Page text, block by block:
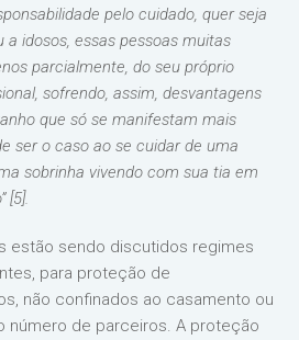
pelo cuidado, quer seja
idosos, essas pessoas muitas
parcialmente, do seu próprio
sofrendo, assim, desvantagens
que só se manifestam mais
ser o caso ao se cuidar de uma
sobrinha vivendo com sua tia em
[5].
estão sendo discutidos regimes
para proteção de
não confinados ao casamento ou
número de parceiros. A proteção